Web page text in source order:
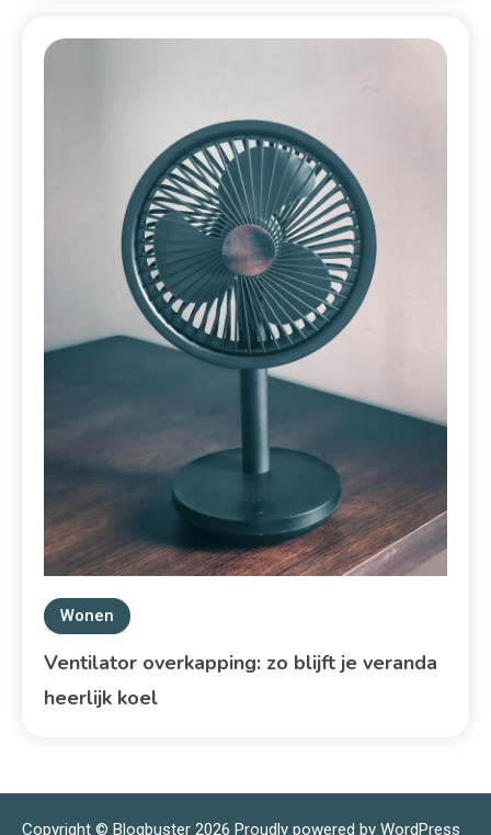
Wonen
Ventilator overkapping: zo blijft je veranda
heerlijk koel
Copyright © Blogbuster 2026 Proudly powered by WordPress